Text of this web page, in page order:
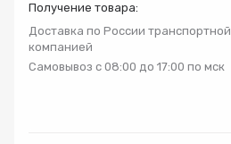
Крепеж
Получение товара:
Доставка по России транспортной
компанией
Самовывоз с 08:00 до 17:00 по мск